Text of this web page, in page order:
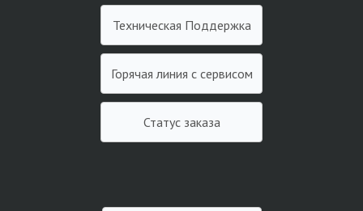
Техническая Поддержка
Горячая линия с сервисом
Статус заказа